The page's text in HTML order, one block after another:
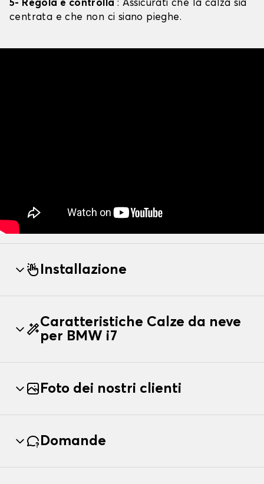
5- Regola e controlla : Assicurati che la calza sia
centrata e che non ci siano pieghe.
Installazione
Caratteristiche Calze da neve
per BMW i7
Foto dei nostri clienti
Domande